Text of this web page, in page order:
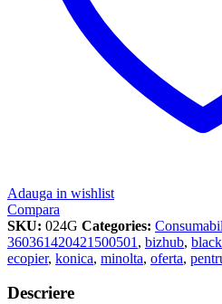
Adauga in wishlist
Compara
SKU: 024G Categories:
360361420421500501 , bizhub, black
ecopier, konica, minolta, oferta,
Descriere